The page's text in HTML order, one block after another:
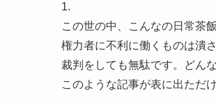
1.
この世の中、こんなの日常茶
権力者に不利に働くものは潰
裁判をしても無駄です。どん
このような記事が表に出ただ